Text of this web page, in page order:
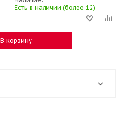
Есть в наличии (более 12)
В корзину